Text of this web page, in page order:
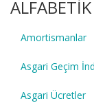
Amortismanlar
Asgari Geçim
Asgari Ücretler